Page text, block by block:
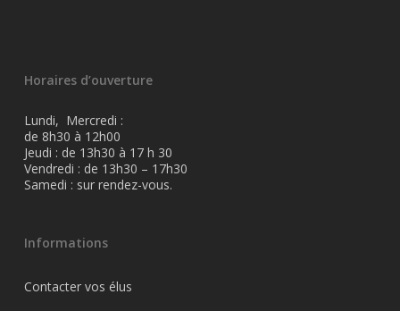
Horaires d’ouverture
Lundi, Mercredi :
de 8h30 à 12h00
Jeudi : de 13h30 à 17 h 30
Vendredi : de 13h30 – 17h30
Samedi : sur rendez-vous.
Informations
Contacter vos élus